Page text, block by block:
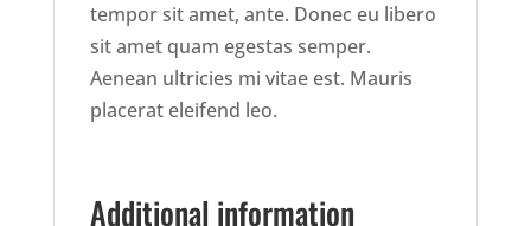
tempor sit amet, ante. Donec eu libero
sit amet quam egestas semper.
Aenean ultricies mi vitae est. Mauris
placerat eleifend leo.
Additional information